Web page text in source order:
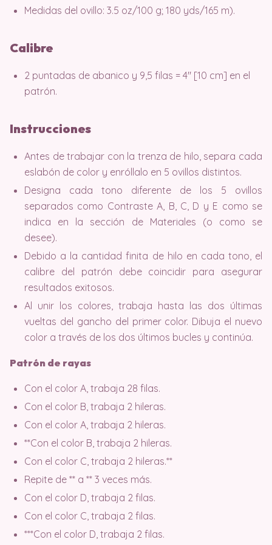
Medidas del ovillo: 3.5 oz/100 g; 180 yds/165 m).
Calibre
2 puntadas de abanico y 9,5 filas = 4″ [10 cm] en el
patrón.
Instrucciones
Antes de trabajar con la trenza de hilo, separa cada
eslabón de color y enróllalo en 5 ovillos distintos.
Designa cada tono diferente de los 5 ovillos
separados como Contraste A, B, C, D y E como se
indica en la sección de Materiales (o como se
desee).
Debido a la cantidad finita de hilo en cada tono, el
calibre del patrón debe coincidir para asegurar
resultados exitosos.
Al unir los colores, trabaja hasta las dos últimas
vueltas del gancho del primer color. Dibuja el nuevo
color a través de los dos últimos bucles y continúa.
Patrón de rayas
Con el color A, trabaja 28 filas.
Con el color B, trabaja 2 hileras.
Con el color A, trabaja 2 hileras.
**Con el color B, trabaja 2 hileras.
Con el color C, trabaja 2 hileras.**
Repite de ** a ** 3 veces más.
Con el color D, trabaja 2 filas.
Con el color C, trabaja 2 filas.
***Con el color D, trabaja 2 filas.